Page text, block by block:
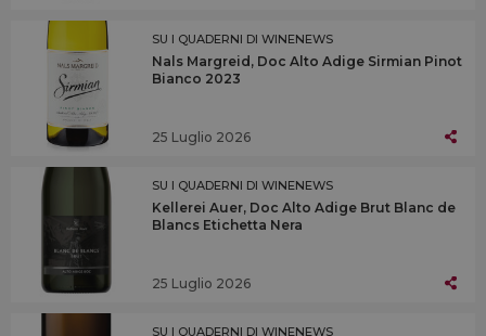
SU I QUADERNI DI WINENEWS
Nals Margreid, Doc Alto Adige Sirmian Pinot
Bianco 2023
25 Luglio 2026
SU I QUADERNI DI WINENEWS
Kellerei Auer, Doc Alto Adige Brut Blanc de
Blancs Etichetta Nera
25 Luglio 2026
SU I QUADERNI DI WINENEWS